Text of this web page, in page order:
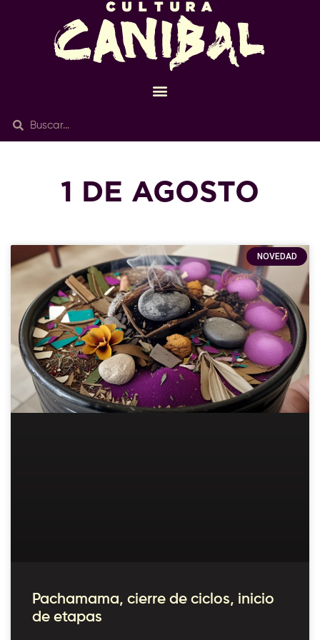
1 DE AGOSTO
NOVEDAD
Pachamama, cierre de ciclos, inicio
de etapas